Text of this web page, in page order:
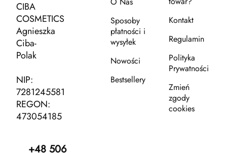
CIBA
COSMETICS
Agnieszka
Ciba-
Polak
NIP:
7281245581
REGON:
473054185
+48 506
Sposoby
płatności i
wysyłek
Nowości
Bestsellery
Kontakt
Regulamin
Polityka
Prywatności
Zmień
zgody
cookies